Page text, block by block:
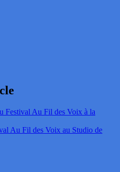
Festival Au Fil des Voix à la
Au Fil des Voix au Studio de